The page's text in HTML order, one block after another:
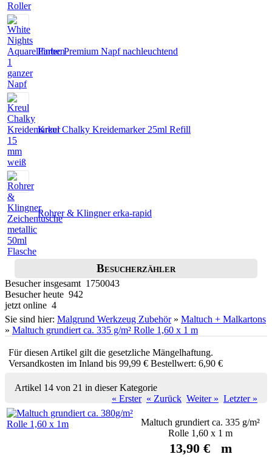
Fintec Premium Napf nachleuchtend
Kreul Chalky Kreidemarker 25ml Refill
Rohrer & Klingner erka-rapid
Besucherzähler
Besucher insgesamt 1750043
Besucher heute 942
jetzt online 4
Sie sind hier: Malgrund Werkzeug Zubehör» Maltuch + Malkartons
» Maltuch grundiert ca. 335 g/m² Rolle 1,60 x 1 m
Für diesen Artikel gilt die gesetzliche Mängelhaftung.
Versandkosten im Inland bis 99,99 € Bestellwert: 6,90 €
Artikel 14 von 21 in dieser Kategorie
« Erster « Zurück Weiter » Letzter »
Maltuch grundiert ca. 335 g/m²
Rolle 1,60 x 1 m
13,90 € m